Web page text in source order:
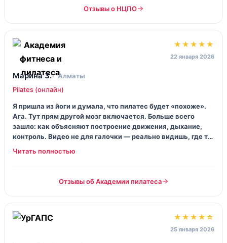
Отзывы о НЦПО
★★★★★
22 января 2026
Марина З.
Алматы
Pilates (онлайн)
Я пришла из йоги и думала, что пилатес будет «похоже».
Ага. Тут прям другой мозг включается. Больше всего
зашло: как объясняют построение движения, дыхание,
контроль. Видео не для галочки — реально видишь, где ты
Отзывы об Академии пилатеса
★★★★☆
25 января 2026